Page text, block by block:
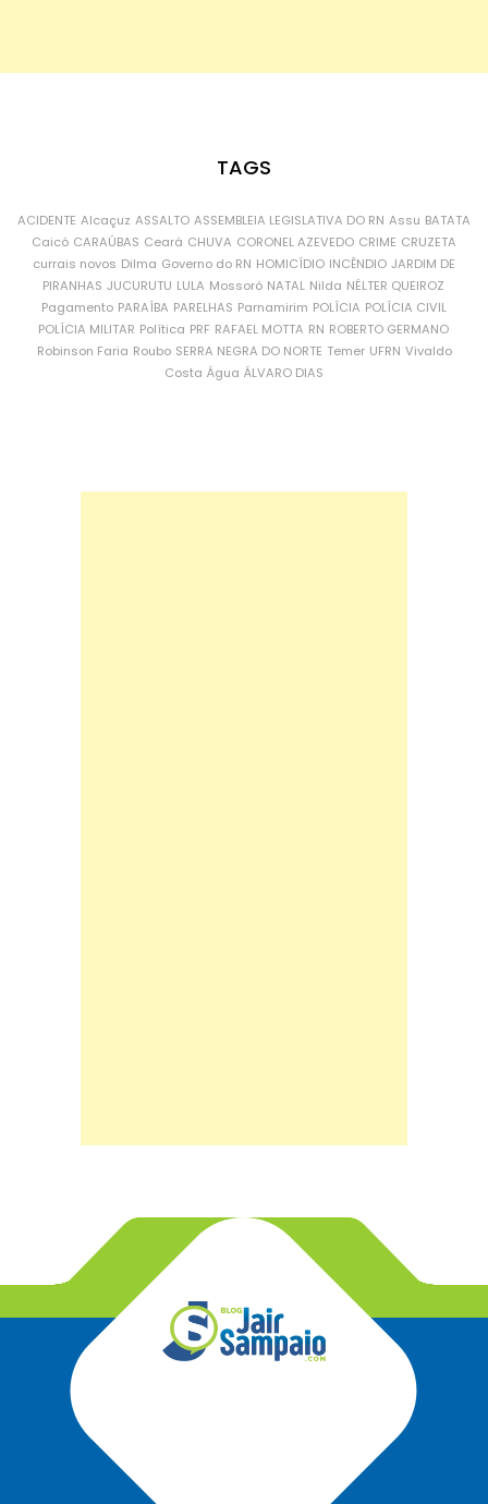
TAGS
ACIDENTE Alcaçuz ASSALTO ASSEMBLEIA LEGISLATIVA DO RN Assu BATATA
Caicó CARAÚBAS Ceará CHUVA CORONEL AZEVEDO CRIME CRUZETA
currais novos Dilma Governo do RN HOMICÍDIO INCÊNDIO JARDIM DE
PIRANHAS JUCURUTU LULA Mossoró NATAL Nilda NÉLTER QUEIROZ
Pagamento PARAÍBA PARELHAS Parnamirim POLÍCIA POLÍCIA CIVIL
POLÍCIA MILITAR Política PRF RAFAEL MOTTA RN ROBERTO GERMANO
Robinson Faria Roubo SERRA NEGRA DO NORTE Temer UFRN Vivaldo
Costa Água ÁLVARO DIAS